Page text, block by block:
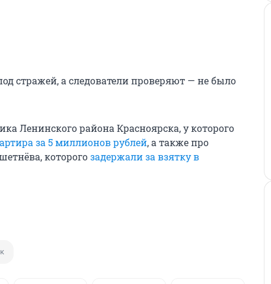
стражей, а следователи проверяют — не было
Ленинского района Красноярска, у которого
за 5 миллионов рублей, а также про
которогозадержали за взятку в